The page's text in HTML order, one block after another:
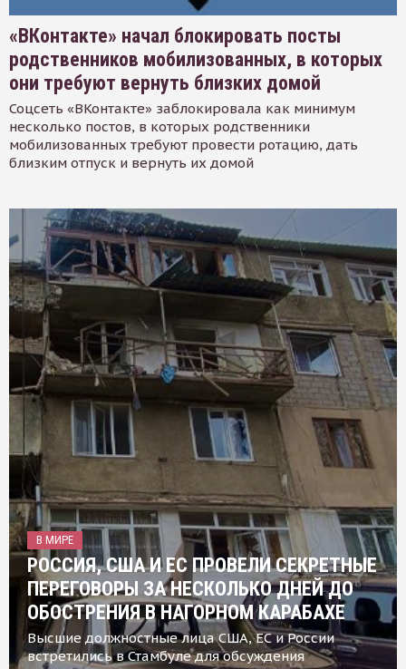
«ВКонтакте» начал блокировать посты
родственников мобилизованных, в которых
они требуют вернуть близких домой
Соцсеть «ВКонтакте» заблокировала как минимум
несколько постов, в которых родственники
мобилизованных требуют провести ротацию, дать
близким отпуск и вернуть их домой
В МИРЕ
РОССИЯ, США И ЕС ПРОВЕЛИ СЕКРЕТНЫЕ
ПЕРЕГОВОРЫ ЗА НЕСКОЛЬКО ДНЕЙ ДО
ОБОСТРЕНИЯ В НАГОРНОМ КАРАБАХЕ
Высшие должностные лица США, ЕС и России
встретились в Стамбуле для обсуждения